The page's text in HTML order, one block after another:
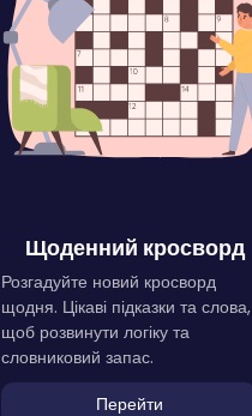
Щоденний кросворд
Розгадуйте новий кросворд
щодня. Цікаві підказки та слова,
щоб розвинути логіку та
словниковий запас.
Перейти